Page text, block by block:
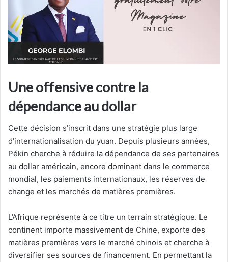
Une offensive contre la
dépendance au dollar
Cette décision s’inscrit dans une stratégie plus large
d’internationalisation du yuan. Depuis plusieurs années,
Pékin cherche à réduire la dépendance de ses partenaires
au dollar américain, encore dominant dans le commerce
mondial, les paiements internationaux, les réserves de
change et les marchés de matières premières.
L’Afrique représente à ce titre un terrain stratégique. Le
continent importe massivement de Chine, exporte des
matières premières vers le marché chinois et cherche à
diversifier ses sources de financement. En permettant la